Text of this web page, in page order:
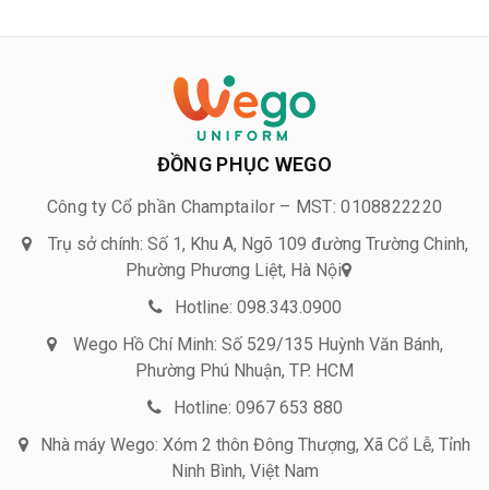
ĐỒNG PHỤC WEGO
Công ty Cổ phần Champtailor – MST: 0108822220
Trụ sở chính: Số 1, Khu A, Ngõ 109 đường Trường Chinh,
Phường Phương Liệt, Hà Nội
Hotline: 098.343.0900
Wego Hồ Chí Minh: Số 529/135 Huỳnh Văn Bánh,
Phường Phú Nhuận, TP. HCM
Hotline: 0967 653 880
Nhà máy Wego: Xóm 2 thôn Đông Thượng, Xã Cổ Lễ, Tỉnh
Ninh Bình, Việt Nam